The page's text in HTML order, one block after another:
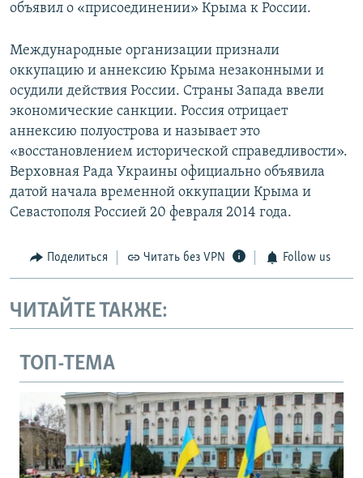
объявил о «присоединении» Крыма к России.
Международные организации признали
оккупацию и аннексию Крыма незаконными и
осудили действия России. Страны Запада ввели
экономические санкции. Россия отрицает
аннексию полуострова и называет это
«восстановлением исторической справедливости».
Верховная Рада Украины официально объявила
датой начала временной оккупации Крыма и
Севастополя Россией 20 февраля 2014 года.
Поделиться Читать без VPN Follow us
ЧИТАЙТЕ ТАКЖЕ:
ТОП-ТЕМА